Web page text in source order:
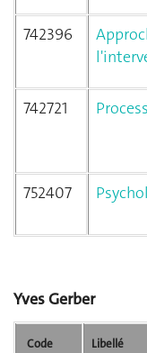
742396
742721
752407
Yves Gerber
Code Libellé